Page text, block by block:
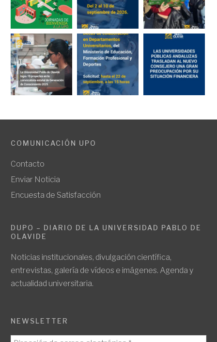
COMUNICACIÓN UPO
Contacto
Enviar Noticia
Encuesta de Satisfacción
DUPO – DIARIO DE LA UNIVERSIDAD PABLO DE
OLAVIDE
Noticias institucionales, divulgación científica,
entrevistas, galería de vídeos e imágenes. Agenda y
actualidad universitaria.
NEWSLETTER